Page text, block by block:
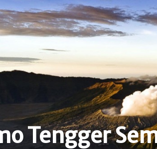
Tengger